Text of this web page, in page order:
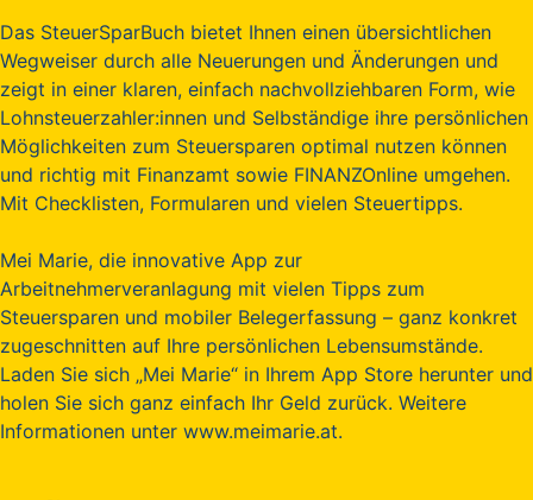
Das SteuerSparBuch bietet Ihnen einen übersichtlichen
Wegweiser durch alle Neuerungen und Änderungen und
zeigt in einer klaren, einfach nachvollziehbaren Form, wie
Lohnsteuerzahler:innen und Selbständige ihre persönlichen
Möglichkeiten zum Steuersparen optimal nutzen können
und richtig mit Finanzamt sowie FINANZOnline umgehen.
Mit Checklisten, Formularen und vielen Steuertipps.
Mei Marie, die innovative App zur
Arbeitnehmerveranlagung mit vielen Tipps zum
Steuersparen und mobiler Belegerfassung – ganz konkret
zugeschnitten auf Ihre persönlichen Lebensumstände.
Laden Sie sich „Mei Marie“ in Ihrem App Store herunter und
holen Sie sich ganz einfach Ihr Geld zurück. Weitere
Informationen unter www.meimarie.at.